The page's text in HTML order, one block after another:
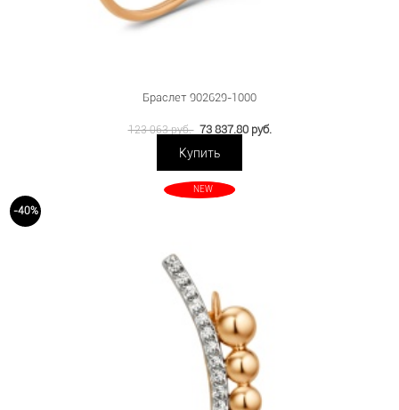
Браслет 902629-1000
123 063 руб. 73 837.80 руб.
Купить
-40%
NEW